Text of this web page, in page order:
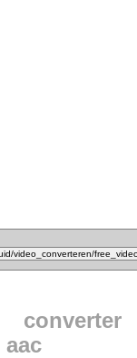
converter
aac